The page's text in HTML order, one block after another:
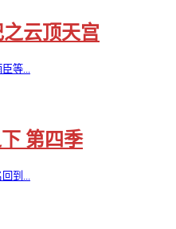
云顶天宫
等...
第四季
到...